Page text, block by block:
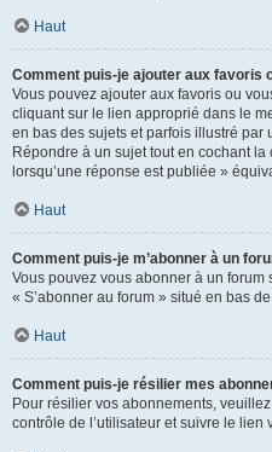
Haut
Comment puis-je ajouter aux favoris
Vous pouvez ajouter aux favoris ou
cliquant sur le lien approprié dans le
en bas des sujets et parfois illustré par
Répondre à un sujet tout en cochant
lorsqu’une réponse est publiée »
Haut
Comment puis-je m’abonner à un
Vous pouvez vous abonner à un
« S’abonner au forum » situé en bas
Haut
Comment puis-je résilier mes
Pour résilier vos abonnements,
contrôle de l’utilisateur et suivre le lien